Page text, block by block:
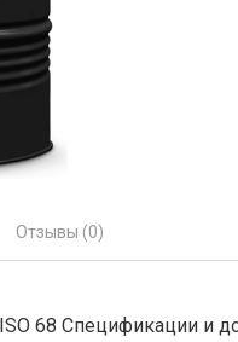
Отзывы (0)
68 Спецификации и